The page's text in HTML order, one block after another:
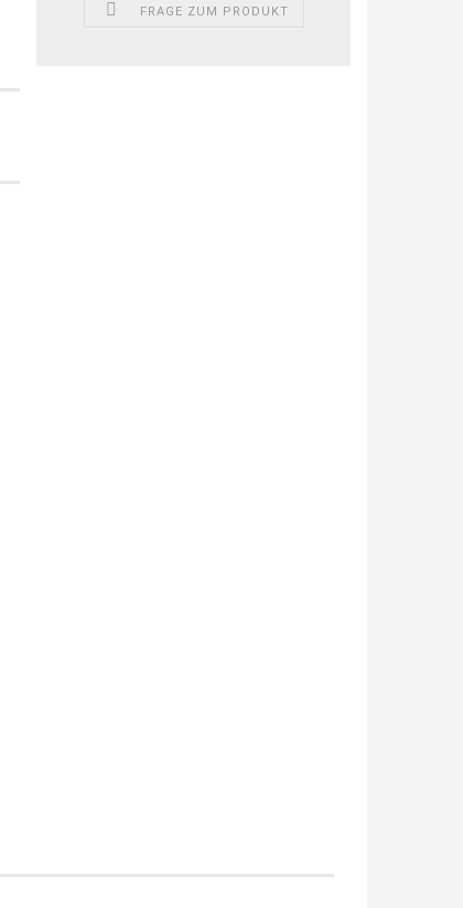
FRAGE ZUM PRODUKT